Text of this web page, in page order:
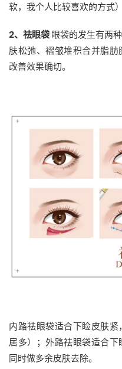
软，我个人比较喜欢的方式）
2、祛眼袋 眼袋的发生有两
肤松弛、褶皱堆积合并脂
改善效果确切。
内路祛眼袋适合下睑皮肤
居多）；外路祛眼袋适合
同时做多余皮肤去除。